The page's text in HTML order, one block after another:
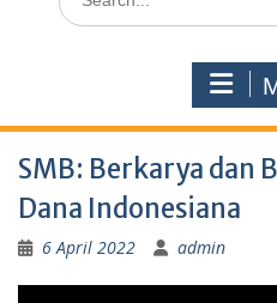
for:
SMB: Berkarya dan
Dana Indonesiana
6 April 2022 admin